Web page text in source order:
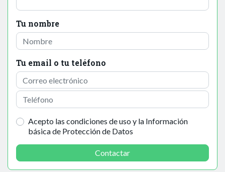
Tu nombre
Tu email o tu teléfono
Acepto las condiciones de uso y la Información
básica de Protección de Datos
Contactar